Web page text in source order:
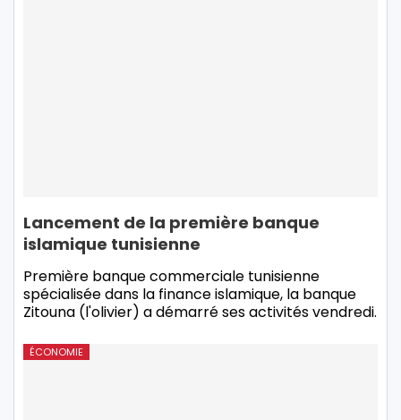
Lancement de la première banque
islamique tunisienne
Première banque commerciale tunisienne
spécialisée dans la finance islamique, la banque
Zitouna (l'olivier) a démarré ses activités vendredi.
ÉCONOMIE